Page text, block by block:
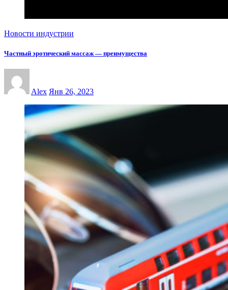
Новости индустрии
Частный эротический массаж — преимущества
Alex Янв 26, 2023